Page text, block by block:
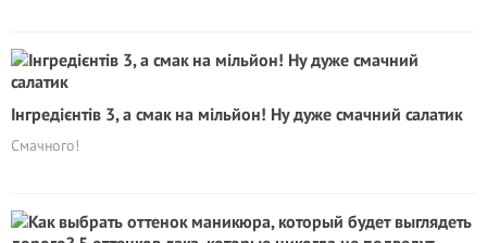
Інгредієнтів 3, а смак на мільйон! Ну дуже смачний салатик
Смачного!